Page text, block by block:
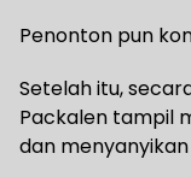
Penonton pun
Setelah itu,
Packalen tampil
dan